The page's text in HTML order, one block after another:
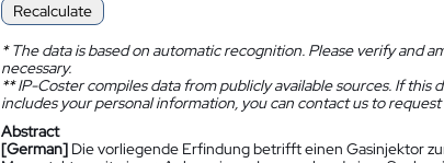
Recalculate
*The data is based on automatic recognition. Please verify and
necessary.
**IP-Coster compiles data from publicly available sources. If this
includes your personal information, you can contact us to request
Abstract
[German] Die vorliegende Erfindung betrifft einen Gasinjektor